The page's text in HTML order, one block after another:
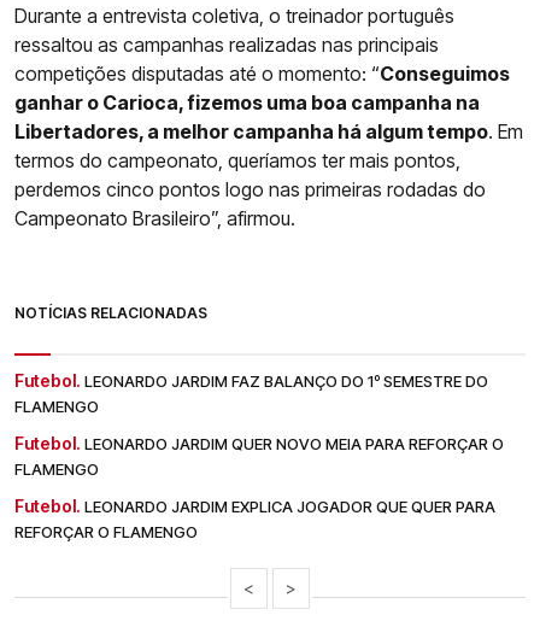
Durante a entrevista coletiva, o treinador português
ressaltou as campanhas realizadas nas principais
competições disputadas até o momento: “Conseguimos
ganhar o Carioca, fizemos uma boa campanha na
Libertadores, a melhor campanha há algum tempo. Em
termos do campeonato, queríamos ter mais pontos,
perdemos cinco pontos logo nas primeiras rodadas do
Campeonato Brasileiro”, afirmou.
NOTÍCIAS RELACIONADAS
Futebol. LEONARDO JARDIM FAZ BALANÇO DO 1º SEMESTRE DO
FLAMENGO
Futebol. LEONARDO JARDIM QUER NOVO MEIA PARA REFORÇAR O
FLAMENGO
Futebol. LEONARDO JARDIM EXPLICA JOGADOR QUE QUER PARA
REFORÇAR O FLAMENGO
< >